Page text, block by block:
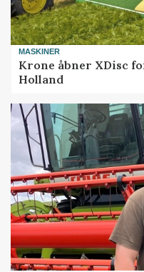
MASKINER
Krone åbner XDisc
Holland